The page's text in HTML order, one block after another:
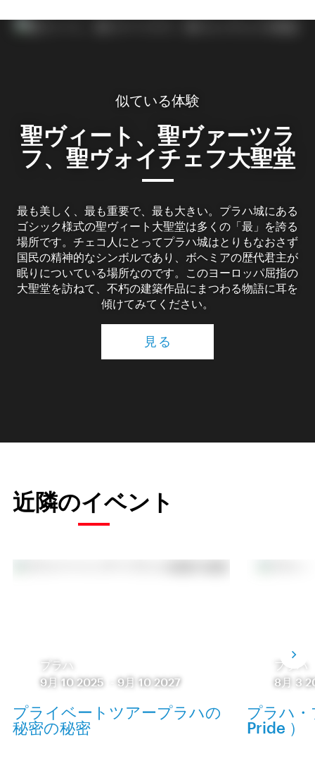
似ている体験
聖ヴィート、聖ヴァーツラ
フ、聖ヴォイチェフ大聖堂
最も美しく、最も重要で、最も大きい。プラハ城にある
ゴシック様式の聖ヴィート大聖堂は多くの「最」を誇る
場所です。チェコ人にとってプラハ城はとりもなおさず
国民の精神的なシンボルであり、ボヘミアの歴代君主が
眠りについている場所なのです。このヨーロッパ屈指の
大聖堂を訪ねて、不朽の建築作品にまつわる物語に耳を
傾けてみてください。
見る
近隣のイベント
プラハ
9月 10 2025
-9月 10 2027
プライベートツアープラハの
秘密の秘密
プラハ
8月 3
プラハ
Pride ）